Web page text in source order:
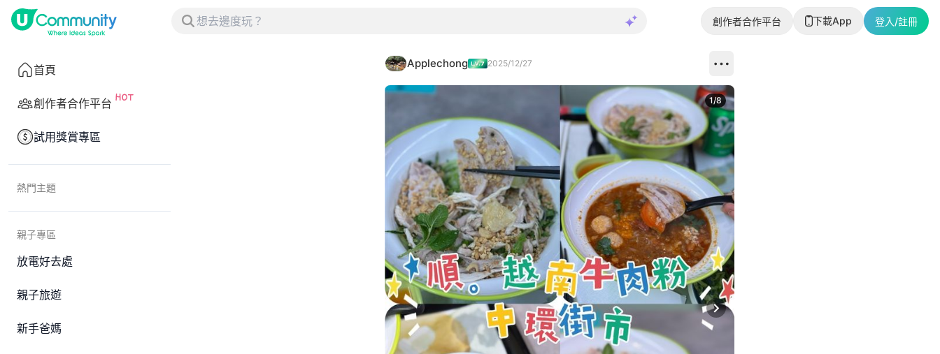
創作者合作平台 下載App 登入/註冊
首頁
創作者合作平台
試用獎賞專區
熱門主題
親子專區
放電好去處
親子旅遊
新手爸媽
Applechong 2025/12/27
Next slide
1/8